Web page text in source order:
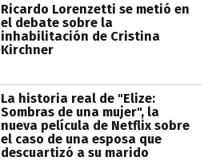
Ricardo Lorenzetti se metió en
el debate sobre la
inhabilitación de Cristina
Kirchner
La historia real de "Elize:
Sombras de una mujer", la
nueva película de Netflix sobre
el caso de una esposa que
descuartizó a su marido